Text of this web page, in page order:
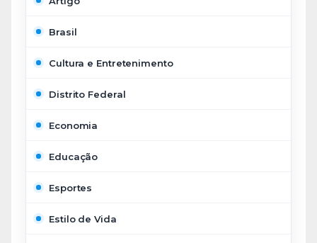
Brasil
Cultura e Entretenimento
Distrito Federal
Economia
Educação
Esportes
Estilo de Vida